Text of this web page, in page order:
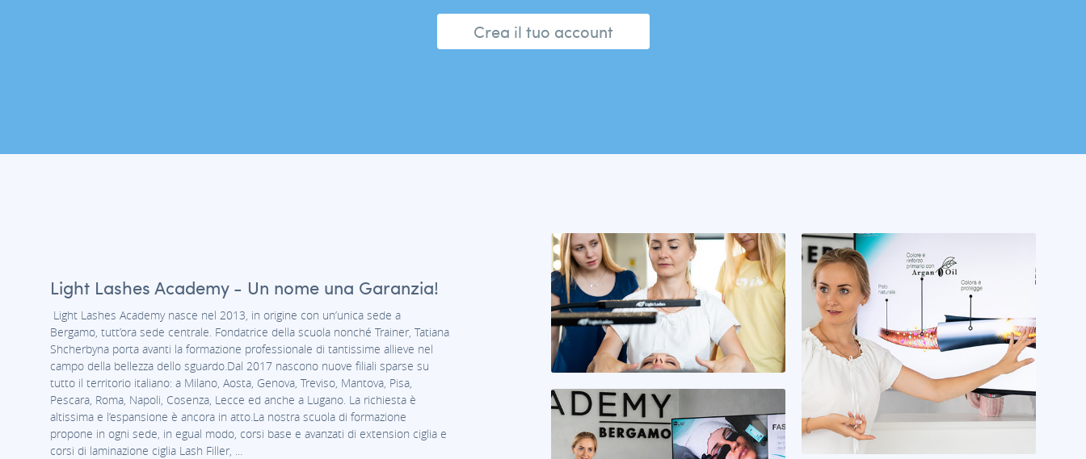
Crea il tuo account
Light Lashes Academy - Un nome una Garanzia!
Light Lashes Academy nasce nel 2013, in origine con un’unica sede a
Bergamo, tutt’ora sede centrale. Fondatrice della scuola nonché Trainer, Tatiana
Shcherbyna porta avanti la formazione professionale di tantissime allieve nel
campo della bellezza dello sguardo.Dal 2017 nascono nuove filiali sparse su
tutto il territorio italiano: a Milano, Aosta, Genova, Treviso, Mantova, Pisa,
Pescara, Roma, Napoli, Cosenza, Lecce ed anche a Lugano. La richiesta è
altissima e l’espansione è ancora in atto.La nostra scuola di formazione
propone in ogni sede, in egual modo, corsi base e avanzati di extension ciglia e
corsi di laminazione ciglia Lash Filler, ...